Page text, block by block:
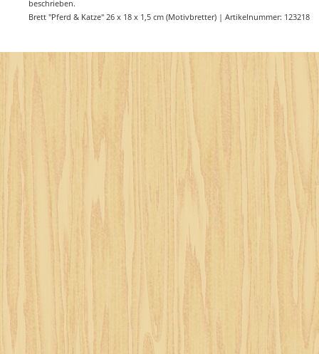
beschrieben.
Brett "Pferd & Katze" 26 x 18 x 1,5 cm (Motivbretter) | Artikelnummer: 123218